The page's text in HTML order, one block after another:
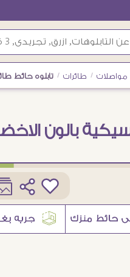
مواصلات / طائرات / تابلوه حائط
بالون
1